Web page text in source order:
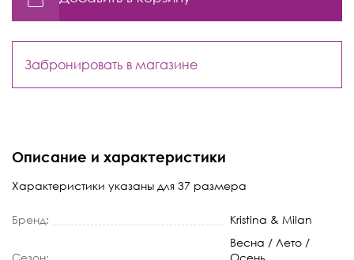
Забронировать в магазине
Описание и характеристики
Характеристики указаны для 37 размера
Бренд: Kristina & Milan
Сезон:
Весна / Лето /
Осень